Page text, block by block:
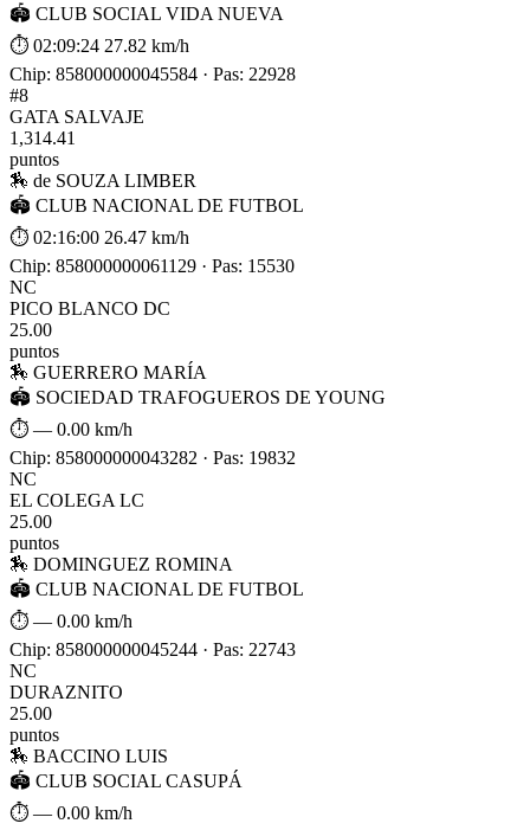
🏟 CLUB SOCIAL VIDA NUEVA
⏱ 02:09:24 27.82 km/h
Chip: 858000000045584 · Pas: 22928
#8
GATA SALVAJE
1,314.41
puntos
🏇 de SOUZA LIMBER
🏟 CLUB NACIONAL DE FUTBOL
⏱ 02:16:00 26.47 km/h
Chip: 858000000061129 · Pas: 15530
NC
PICO BLANCO DC
25.00
puntos
🏇 GUERRERO MARÍA
🏟 SOCIEDAD TRAFOGUEROS DE YOUNG
⏱ — 0.00 km/h
Chip: 858000000043282 · Pas: 19832
NC
EL COLEGA LC
25.00
puntos
🏇 DOMINGUEZ ROMINA
🏟 CLUB NACIONAL DE FUTBOL
⏱ — 0.00 km/h
Chip: 858000000045244 · Pas: 22743
NC
DURAZNITO
25.00
puntos
🏇 BACCINO LUIS
🏟 CLUB SOCIAL CASUPÁ
⏱ — 0.00 km/h